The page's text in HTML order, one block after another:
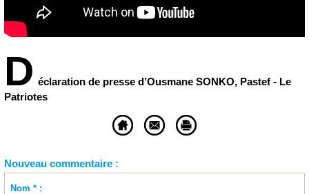
D éclaration de presse d’Ousmane SONKO, Pastef - Le
Patriotes
Nouveau commentaire :
Nom * :